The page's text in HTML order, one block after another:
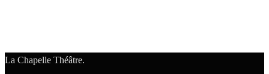
La Chapelle Théâtre.